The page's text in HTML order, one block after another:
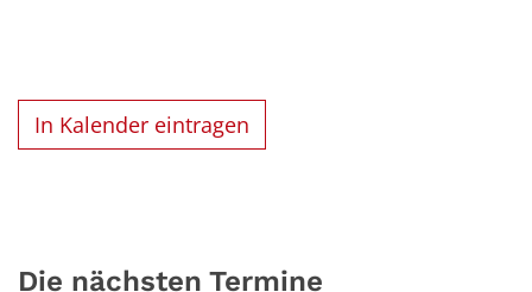
In Kalender eintragen
Die nächsten Termine